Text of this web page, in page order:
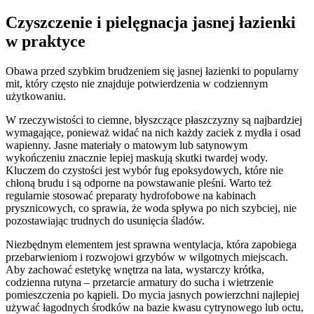
Czyszczenie i pielęgnacja jasnej łazienki
w praktyce
Obawa przed szybkim brudzeniem się jasnej łazienki to popularny
mit, który często nie znajduje potwierdzenia w codziennym
użytkowaniu.
W rzeczywistości to ciemne, błyszczące płaszczyzny są najbardziej
wymagające, ponieważ widać na nich każdy zaciek z mydła i osad
wapienny. Jasne materiały o matowym lub satynowym
wykończeniu znacznie lepiej maskują skutki twardej wody.
Kluczem do czystości jest wybór fug epoksydowych, które nie
chłoną brudu i są odporne na powstawanie pleśni. Warto też
regularnie stosować preparaty hydrofobowe na kabinach
prysznicowych, co sprawia, że woda spływa po nich szybciej, nie
pozostawiając trudnych do usunięcia śladów.
Niezbędnym elementem jest sprawna wentylacja, która zapobiega
przebarwieniom i rozwojowi grzybów w wilgotnych miejscach.
Aby zachować estetykę wnętrza na lata, wystarczy krótka,
codzienna rutyna – przetarcie armatury do sucha i wietrzenie
pomieszczenia po kąpieli. Do mycia jasnych powierzchni najlepiej
używać łagodnych środków na bazie kwasu cytrynowego lub octu,